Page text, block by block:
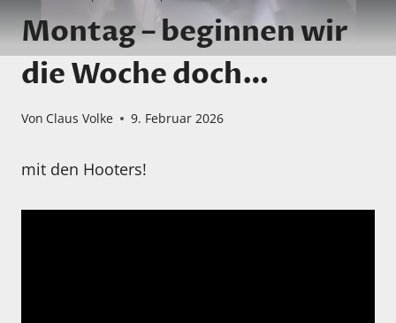
Montag – beginnen wir
die Woche doch…
Von Claus Volke 9. Februar 2026
mit den Hooters!